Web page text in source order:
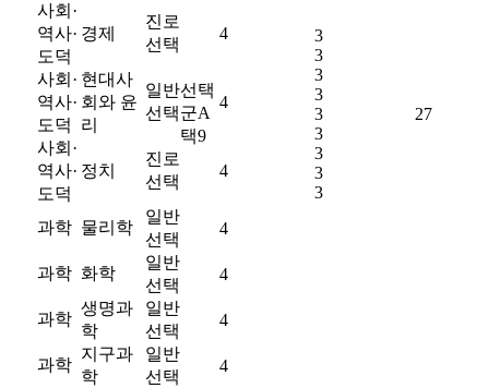
선택
군A
택9
3
3
3
3
3
3
3
3
3
27
사회·
역사·
도덕
경제
진로
선택
4
사회·
역사·
도덕
현대사
회와 윤
리
일반
선택
4
사회·
역사·
도덕
정치
진로
선택
4
과학 물리학
일반
선택
4
과학 화학
일반
선택
4
과학
생명과
학
일반
선택
4
과학
지구과
학
일반
선택
4